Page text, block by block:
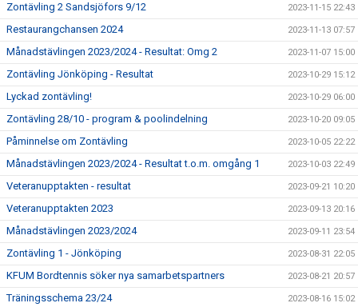
Zontävling 2 Sandsjöfors 9/12 2023-11-15 22:43
Restaurangchansen 2024 2023-11-13 07:57
Månadstävlingen 2023/2024 - Resultat: Omg 2 2023-11-07 15:00
Zontävling Jönköping - Resultat 2023-10-29 15:12
Lyckad zontävling! 2023-10-29 06:00
Zontävling 28/10 - program & poolindelning 2023-10-20 09:05
Påminnelse om Zontävling 2023-10-05 22:22
Månadstävlingen 2023/2024 - Resultat t.o.m. omgång 1 2023-10-03 22:49
Veteranupptakten - resultat 2023-09-21 10:20
Veteranupptakten 2023 2023-09-13 20:16
Månadstävlingen 2023/2024 2023-09-11 23:54
Zontävling 1 - Jönköping 2023-08-31 22:05
KFUM Bordtennis söker nya samarbetspartners 2023-08-21 20:57
Träningsschema 23/24 2023-08-16 15:02